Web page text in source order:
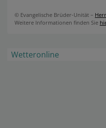
© Evangelische Brüder-Unität –
Weitere Informationen finden Sie
Wetteronline